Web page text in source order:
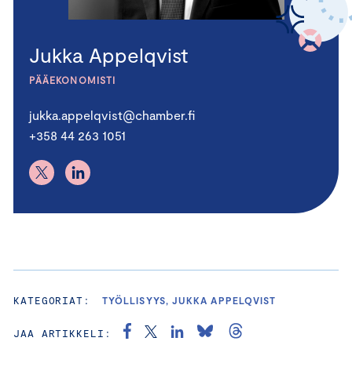
Jukka Appelqvist
PÄÄEKONOMISTI
jukka.appelqvist@chamber.fi
+358 44 263 1051
KATEGORIAT: TYÖLLISYYS, JUKKA APPELQVIST
JAA ARTIKKELI: